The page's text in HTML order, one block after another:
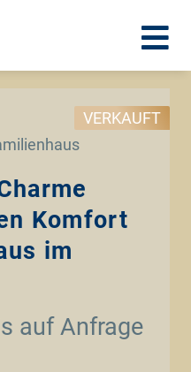
VERKAUFT
Komfort
im
auf Anfrage